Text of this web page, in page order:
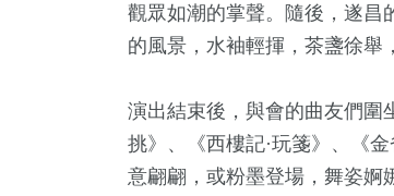
觀眾如潮的掌聲。隨後，遂昌
的風景，水袖輕揮，茶盞徐舉
演出結束後，與會的曲友們圍
挑》、《西樓記·玩箋》、《
意翩翩，或粉墨登場，舞姿婀